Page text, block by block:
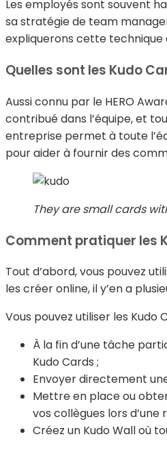
Les employés sont souvent
sa stratégie de team
expliquerons cette technique
Quelles sont les Kudo
Aussi connu par le HERO
contribué dans l’équipe, et
entreprise permet à toute
pour aider à fournir des
They are small cards
Comment pratiquer les
Tout d’abord, vous pouvez
les créer online, il y’en a
Vous pouvez utiliser les Kudo
À la fin d’une tâche
Kudo Cards ;
Envoyer directement
Mettre en place ou
vos collègues lors
Créez un Kudo Wall où